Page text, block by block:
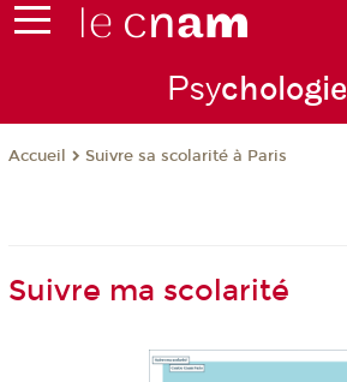
Psychologie
Accueil Suivre sa scolarité à Paris
Suivre ma scolarité